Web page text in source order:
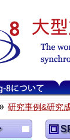
研究事例&研究